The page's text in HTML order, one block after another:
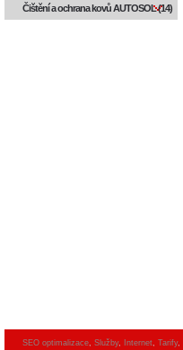
Čištění a ochrana kovů AUTOSOL (14)
SEO optimalizace, Služby, Internet, Tarify,